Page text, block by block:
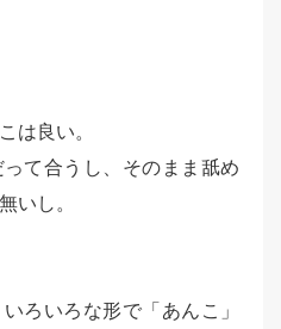
は良い。
て合うし、そのまま舐め
いし。
ろいろな形で「あんこ」